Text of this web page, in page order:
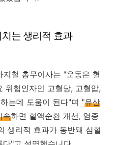
는 생리적 효과
철 총무이사는 "운동은 혈
위험인자인 고혈당, 고혈압,
는데 도움이 된다"며 "유산
속하면 혈액순환 개선, 염증
생리적 효과가 동반돼 심혈